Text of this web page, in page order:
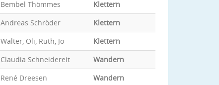
Bembel Thömmes
Klettern
Andreas Schröder
Klettern
Walter, Oli, Ruth, Jo
Klettern
Claudia Schneidereit
Wandern
René Dreesen Wandern